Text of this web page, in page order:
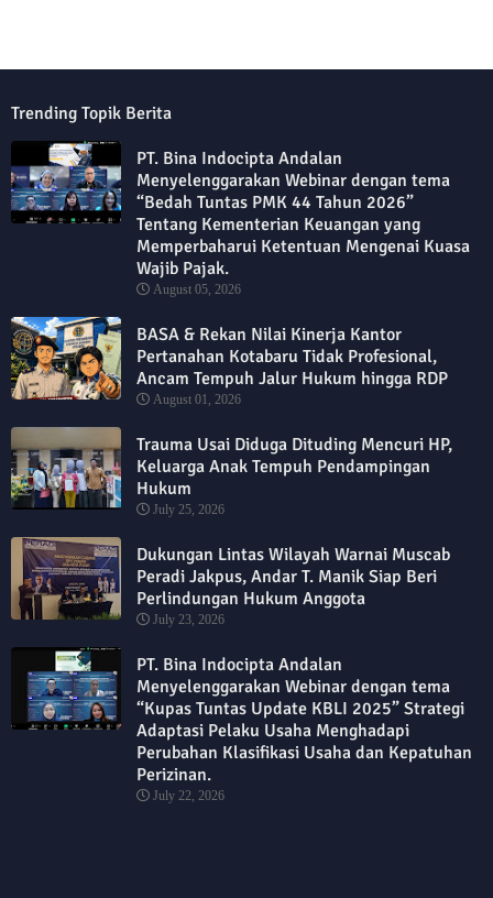
Trending Topik Berita
PT. Bina Indocipta Andalan
Menyelenggarakan Webinar dengan tema
“Bedah Tuntas PMK 44 Tahun 2026”
Tentang Kementerian Keuangan yang
Memperbaharui Ketentuan Mengenai Kuasa
Wajib Pajak.
August 05, 2026
BASA & Rekan Nilai Kinerja Kantor
Pertanahan Kotabaru Tidak Profesional,
Ancam Tempuh Jalur Hukum hingga RDP
August 01, 2026
Trauma Usai Diduga Dituding Mencuri HP,
Keluarga Anak Tempuh Pendampingan
Hukum
July 25, 2026
Dukungan Lintas Wilayah Warnai Muscab
Peradi Jakpus, Andar T. Manik Siap Beri
Perlindungan Hukum Anggota
July 23, 2026
PT. Bina Indocipta Andalan
Menyelenggarakan Webinar dengan tema
“Kupas Tuntas Update KBLI 2025” Strategi
Adaptasi Pelaku Usaha Menghadapi
Perubahan Klasifikasi Usaha dan Kepatuhan
Perizinan.
July 22, 2026